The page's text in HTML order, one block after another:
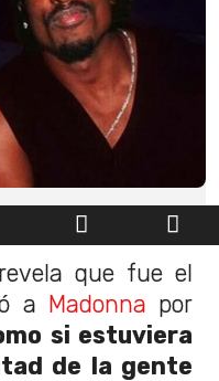
revela que fue el
a Madonna por
si estuviera
de la gente